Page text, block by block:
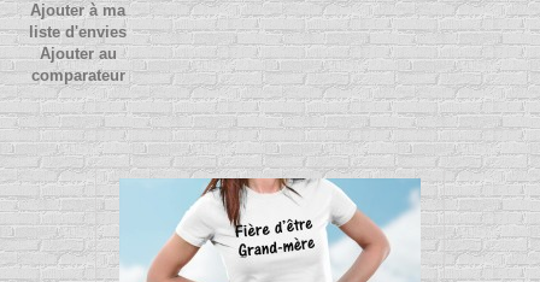
Ajouter à ma
liste d'envies
Ajouter au
comparateur